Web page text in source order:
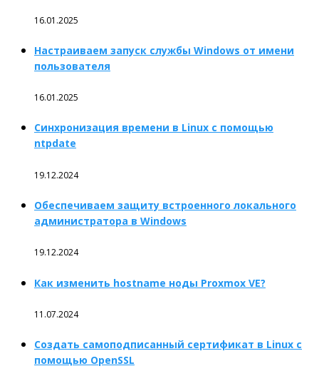
16.01.2025
Настраиваем запуск службы Windows от имени
пользователя
16.01.2025
Синхронизация времени в Linux с помощью
ntpdate
19.12.2024
Обеспечиваем защиту встроенного локального
администратора в Windows
19.12.2024
Как изменить hostname ноды Proxmox VE?
11.07.2024
Создать самоподписанный сертификат в Linux с
помощью OpenSSL